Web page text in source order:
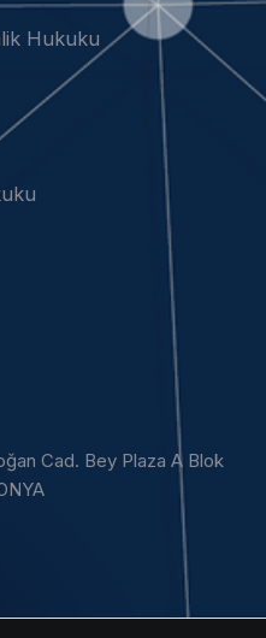
Hukuku
Cad. Bey Plaza A Blok